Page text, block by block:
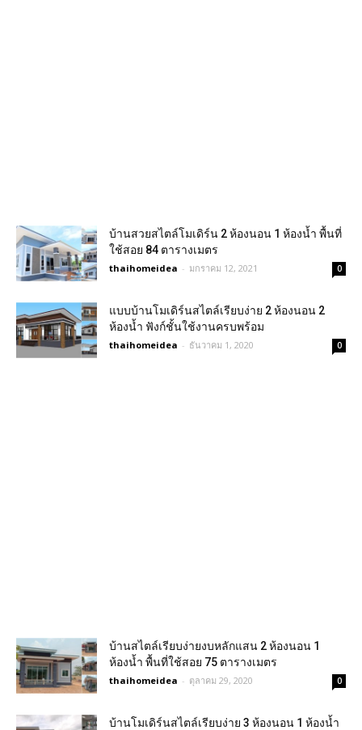
บ้านสวยสไตล์โมเดิร์น 2 ห้องนอน 1 ห้องน้ำ พื้นที่
ใช้สอย 84 ตารางเมตร
thaihomeidea - มกราคม 12, 2021 0
แบบบ้านโมเดิร์นสไตล์เรียบง่าย 2 ห้องนอน 2
ห้องน้ำ ฟังก์ชั้นใช้งานครบพร้อม
thaihomeidea - ธันวาคม 1, 2020 0
บ้านสไตล์เรียบง่ายงบหลักแสน 2 ห้องนอน 1
ห้องน้ำ พื้นที่ใช้สอย 75 ตารางเมตร
thaihomeidea - ตุลาคม 29, 2020 0
บ้านโมเดิร์นสไตล์เรียบง่าย 3 ห้องนอน 1 ห้องน้ำ